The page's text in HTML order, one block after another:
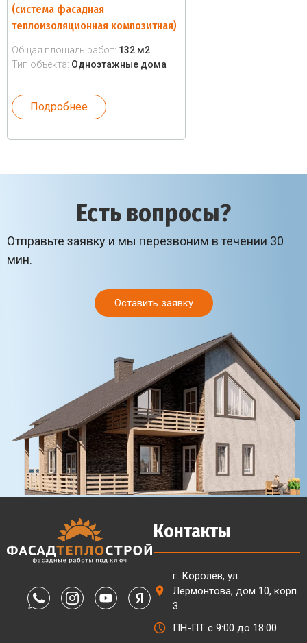
(система фасадная
теплоизоляционная композитная)
Общая площадь работ: 132 м2
Тип объекта: Одноэтажные дома
Подробнее
Есть вопросы?
Отправьте заявку и мы перезвоним в течении 30
мин.
Оставить заявку
Контакты
г. Королёв, ул.
Лермонтова, дом 10, корп.
3
ПН-ПТ с 9:00 до 18:00